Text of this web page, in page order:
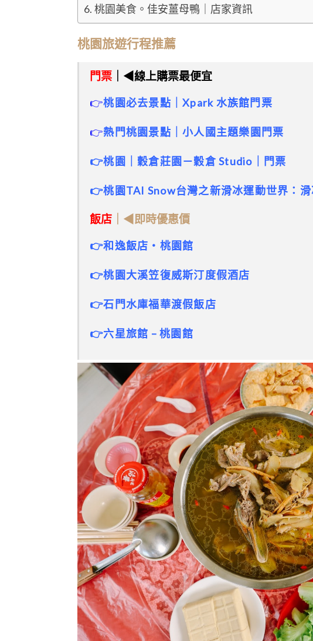
桃園美食。佳安薑母鴨｜店家資訊
桃園旅遊行程推薦
門票 ｜◀線上購票最便宜
👉桃園必去景點｜Xpark 水族館門票
👉熱門桃園景點｜小人國主題樂園門票
👉桃園｜穀倉莊園－穀倉 Studio｜門票
👉桃園TAI Snow台灣之新滑冰運動世界：
飯店 ｜◀即時優惠價
👉和逸飯店‧桃園館
👉桃園大溪笠復威斯汀度假酒店
👉石門水庫福華渡假飯店
👉六星旅館 – 桃園館